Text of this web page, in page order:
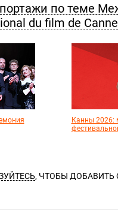
по теме
du film de
Канны 2026:
, ЧТОБЫ